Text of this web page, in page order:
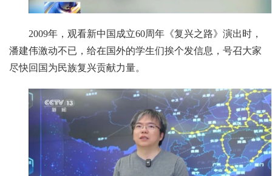
2009年，观看新中国成立60周年《复兴之路》演出时，
潘建伟激动不已，给在国外的学生们挨个发信息，号召大家
尽快回国为民族复兴贡献力量。